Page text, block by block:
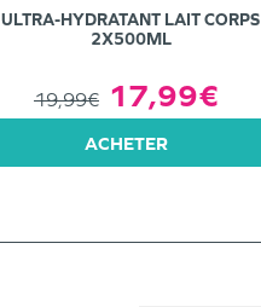
ULTRA-HYDRATANT LAIT CORPS
2X500ML
19,99€ 17,99€
ACHETER